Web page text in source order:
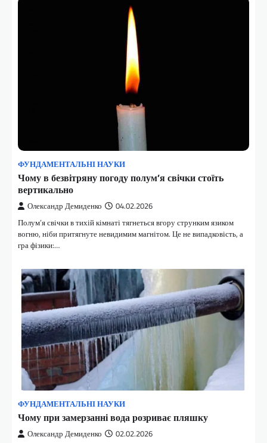
ФУНДАМЕНТАЛЬНІ НАУКИ
Чому в безвітряну погоду полум’я свічки стоїть
вертикально
Олександр Демиденко 04.02.2026
Полум’я свічки в тихій кімнаті тягнеться вгору струнким язиком
вогню, ніби притягнуте невидимим магнітом. Це не випадковість, а
гра фізики:…
ФУНДАМЕНТАЛЬНІ НАУКИ
Чому при замерзанні вода розриває пляшку
Олександр Демиденко 02.02.2026